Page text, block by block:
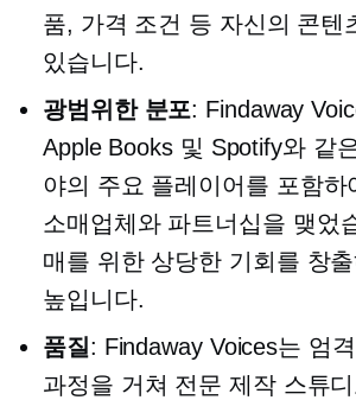
품, 가격 조건 등 자신의 콘텐
있습니다.
광범위한 분포: Findaway
Apple Books 및 Spotify와 같
야의 주요 플레이어를 포함하
소매업체와 파트너십을 맺었
매를 위한 상당한 기회를 창
높입니다.
품질 : Findaway Voices는 엄
과정을 거쳐 전문 제작 스튜